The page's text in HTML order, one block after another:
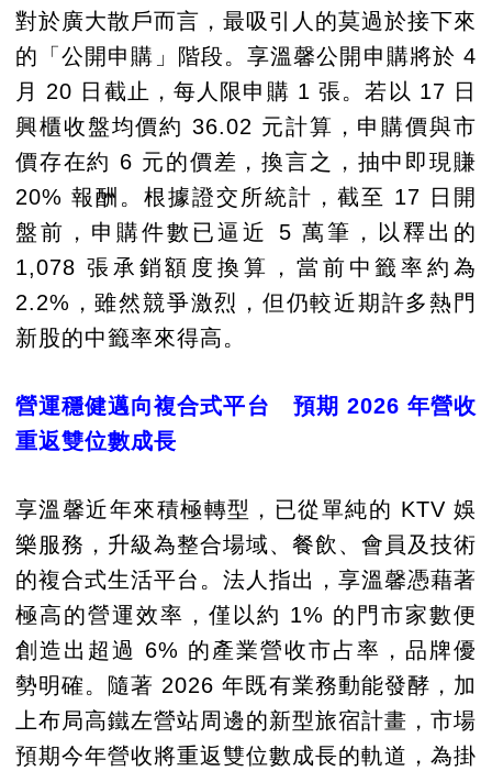
對於廣大散戶而言，最吸引人的莫過於接下來
的「公開申購」階段。享溫馨公開申購將於 4
月 20 日截止，每人限申購 1 張。若以 17 日
興櫃收盤均價約 36.02 元計算，申購價與市
價存在約 6 元的價差，換言之，抽中即現賺
20% 報酬。根據證交所統計，截至 17 日開
盤前，申購件數已逼近 5 萬筆，以釋出的
1,078 張承銷額度換算，當前中籤率約為
2.2%，雖然競爭激烈，但仍較近期許多熱門
新股的中籤率來得高。
營運穩健邁向複合式平台 預期 2026 年營收
重返雙位數成長
享溫馨近年來積極轉型，已從單純的 KTV 娛
樂服務，升級為整合場域、餐飲、會員及技術
的複合式生活平台。法人指出，享溫馨憑藉著
極高的營運效率，僅以約 1% 的門市家數便
創造出超過 6% 的產業營收市占率，品牌優
勢明確。隨著 2026 年既有業務動能發酵，加
上布局高鐵左營站周邊的新型旅宿計畫，市場
預期今年營收將重返雙位數成長的軌道，為掛